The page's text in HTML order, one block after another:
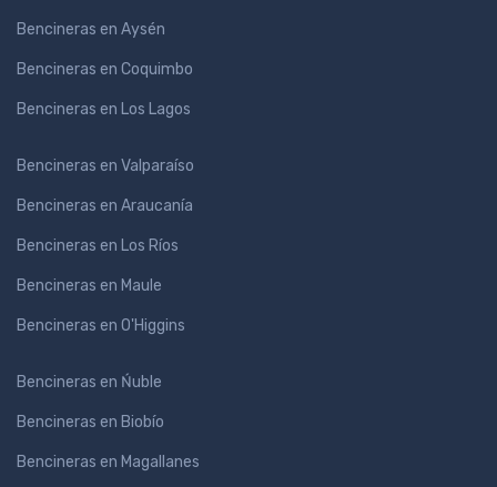
Bencineras en Aysén
Bencineras en Coquimbo
Bencineras en Los Lagos
Bencineras en Valparaíso
Bencineras en Araucanía
Bencineras en Los Ríos
Bencineras en Maule
Bencineras en O'Higgins
Bencineras en Ńuble
Bencineras en Biobío
Bencineras en Magallanes